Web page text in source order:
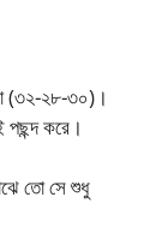
(৩২-২৮-৩০)।
পছন্দ করে।
তো সে শুধু